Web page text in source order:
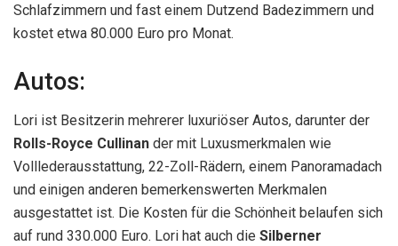
Schlafzimmern und fast einem Dutzend Badezimmern und
kostet etwa 80.000 Euro pro Monat.
Autos:
Lori ist Besitzerin mehrerer luxuriöser Autos, darunter der
Rolls-Royce Cullinan der mit Luxusmerkmalen wie
Volllederausstattung, 22-Zoll-Rädern, einem Panoramadach
und einigen anderen bemerkenswerten Merkmalen
ausgestattet ist. Die Kosten für die Schönheit belaufen sich
auf rund 330.000 Euro. Lori hat auch die Silberner